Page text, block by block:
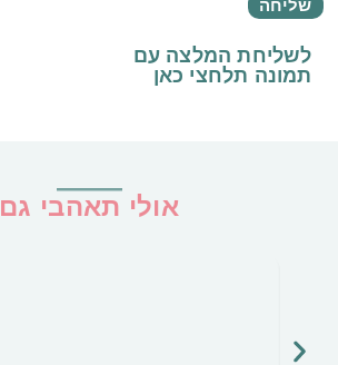
לשליחת המלצה עם
תמונה תלחצי כאן
אולי תאהבי גם